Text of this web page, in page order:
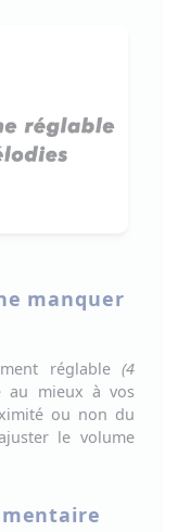
manquer
réglable(4
mieux à vos
ou non du
le volume